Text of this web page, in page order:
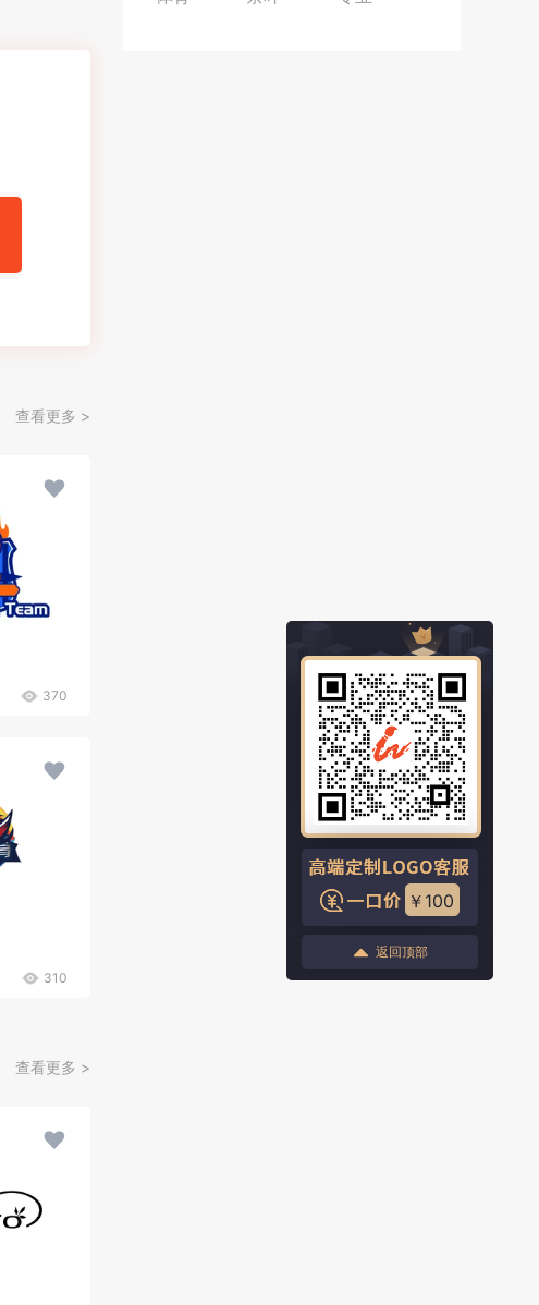
查看更多 >
370
310
查看更多 >
￥100
返回顶部